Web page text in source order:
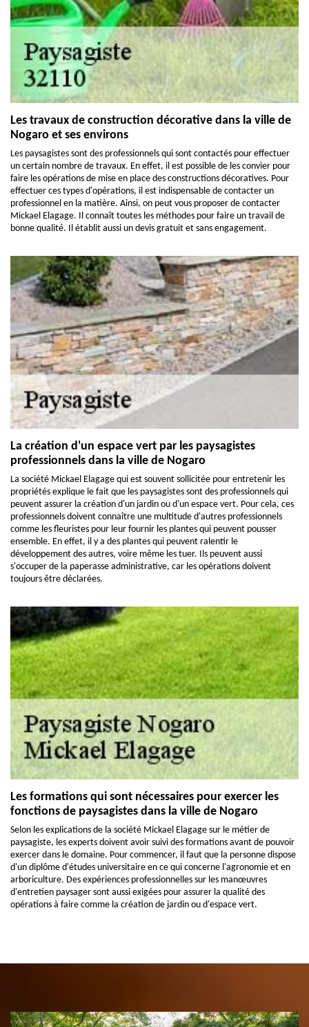
Les travaux de construction décorative dans la ville de
Nogaro et ses environs
Les paysagistes sont des professionnels qui sont contactés pour effectuer
un certain nombre de travaux. En effet, il est possible de les convier pour
faire les opérations de mise en place des constructions décoratives. Pour
effectuer ces types d'opérations, il est indispensable de contacter un
professionnel en la matière. Ainsi, on peut vous proposer de contacter
Mickael Elagage. Il connaît toutes les méthodes pour faire un travail de
bonne qualité. Il établit aussi un devis gratuit et sans engagement.
La création d'un espace vert par les paysagistes
professionnels dans la ville de Nogaro
La société Mickael Elagage qui est souvent sollicitée pour entretenir les
propriétés explique le fait que les paysagistes sont des professionnels qui
peuvent assurer la création d'un jardin ou d'un espace vert. Pour cela, ces
professionnels doivent connaître une multitude d'autres professionnels
comme les fleuristes pour leur fournir les plantes qui peuvent pousser
ensemble. En effet, il y a des plantes qui peuvent ralentir le
développement des autres, voire même les tuer. Ils peuvent aussi
s'occuper de la paperasse administrative, car les opérations doivent
toujours être déclarées.
Les formations qui sont nécessaires pour exercer les
fonctions de paysagistes dans la ville de Nogaro
Selon les explications de la société Mickael Elagage sur le métier de
paysagiste, les experts doivent avoir suivi des formations avant de pouvoir
exercer dans le domaine. Pour commencer, il faut que la personne dispose
d'un diplôme d'études universitaire en ce qui concerne l'agronomie et en
arboriculture. Des expériences professionnelles sur les manœuvres
d'entretien paysager sont aussi exigées pour assurer la qualité des
opérations à faire comme la création de jardin ou d'espace vert.